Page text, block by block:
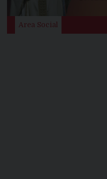
Area Social